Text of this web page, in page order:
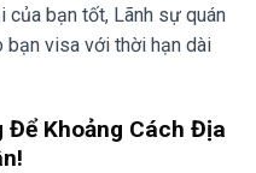
bạn tốt, Lãnh sự quán
bạn visa với thời hạn dài
Để Khoảng Cách Địa